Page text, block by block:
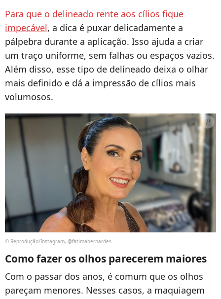
Para que o delineado rente aos cílios fique
impecável, a dica é puxar delicadamente a
pálpebra durante a aplicação. Isso ajuda a criar
um traço uniforme, sem falhas ou espaços vazios.
Além disso, esse tipo de delineado deixa o olhar
mais definido e dá a impressão de cílios mais
volumosos.
© Reprodução/Instagram, @fatimabernardes
Como fazer os olhos parecerem maiores
Com o passar dos anos, é comum que os olhos
pareçam menores. Nesses casos, a maquiagem